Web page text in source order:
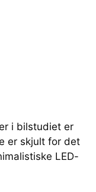
i bilstudiet er
er skjult for det
LED-